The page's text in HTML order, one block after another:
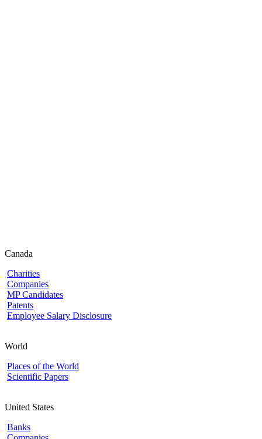
Canada
Charities
Companies
MP Candidates
Patents
Employee Salary Disclosure
World
Places of the World
Scientific Papers
United States
Banks